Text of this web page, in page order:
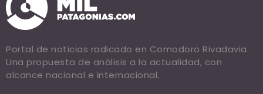
Portal de noticias radicado en Comodoro Rivadavia.
Una propuesta de análisis a la actualidad, con
alcance nacional e internacional.